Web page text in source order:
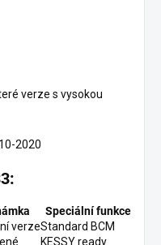
verze s vysokou
2020
Speciální funkce
verzeStandard BCM
KESSY ready